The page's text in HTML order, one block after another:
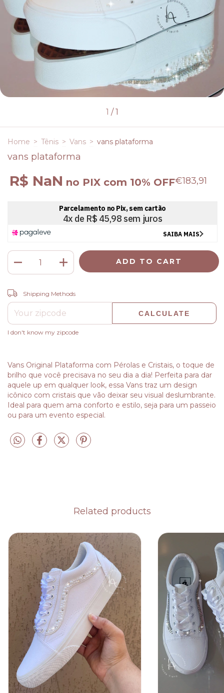
1 / 1
Home > Tênis > Vans > vans plataforma
vans plataforma
R$ NaN no PIX com 10% OFF€183,91
Shipping for zipcode:
Shipping Methods
CALCULATE
I don't know my zipcode
Vans Original Plataforma com Pérolas e Cristais, o toque de
brilho que você precisava no seu dia a dia! Perfeita para dar
aquele up em qualquer look, essa Vans traz um design
icônico com cristais que vão deixar seu visual deslumbrante.
Ideal para quem ama conforto e estilo, seja para um passeio
ou para um evento especial.
Related products